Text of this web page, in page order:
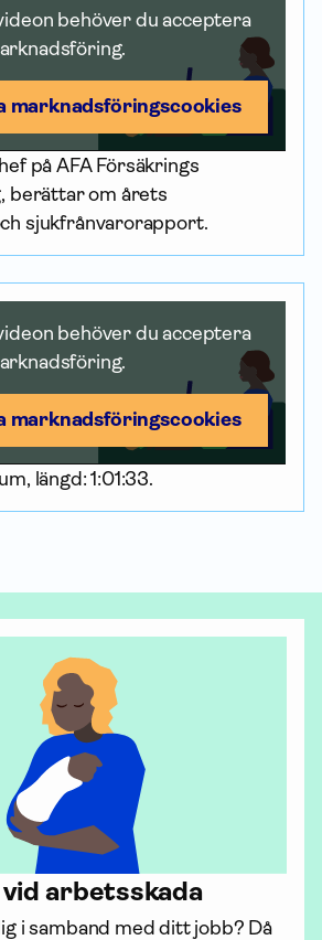
behöver du acceptera
marknadsförings­cookies
på AFA Försäkrings
berättar om årets
sjukfrånvarorapport.
behöver du acceptera
marknadsförings­cookies
längd: 1:01:33.
arbetsskada
i samband med ditt jobb? Då